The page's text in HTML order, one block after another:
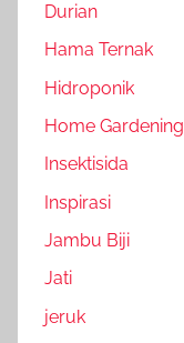
Durian
Hama Ternak
Hidroponik
Home Gardening
Insektisida
Inspirasi
Jambu Biji
Jati
jeruk